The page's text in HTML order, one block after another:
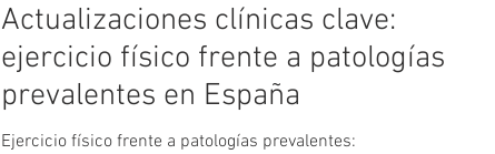
Actualizaciones clínicas clave:
ejercicio físico frente a patologías
prevalentes en España
Ejercicio físico frente a patologías prevalentes: